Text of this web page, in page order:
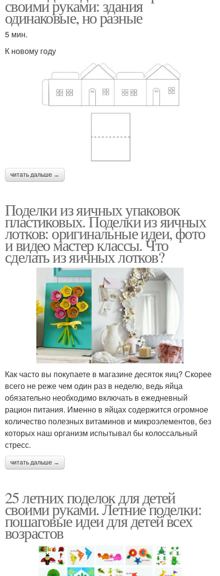
своими руками: здания
одинаковые, но разные
5 мин.
К новому году
читать дальше →
Поделки из яичных упаковок
пластиковых. Поделки из яичных
лотков: оригинальные идеи, фото
и видео мастер классы. Что
сделать из яичных лотков?
Как часто вы покупаете в магазине десяток яиц? Скорее
всего не реже чем один раз в неделю, ведь яйца
обязательно необходимо включать в ежедневный
рацион питания. Именно в яйцах содержится огромное
количество полезных витаминов и микроэлементов, без
которых наш организм испытывал бы колоссальный
стресс.
читать дальше →
25 летних поделок для детей
своими руками. Летние поделки:
пошаговые идеи для детей всех
возрастов